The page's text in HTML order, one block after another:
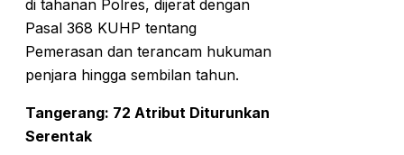
di tahanan Polres, dijerat dengan
Pasal 368 KUHP tentang
Pemerasan dan terancam hukuman
penjara hingga sembilan tahun.
Tangerang: 72 Atribut Diturunkan
Serentak